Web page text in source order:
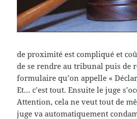
de proximité est compliqué et
de se rendre au tribunal puis de
formulaire qu’on appelle «
Et… c’est tout. Ensuite le juge
Attention, cela ne veut tout de
juge va automatiquement